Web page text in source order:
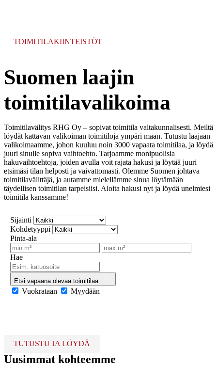
TOIMITILAKIINTEISTÖT
Suomen laajin
toimitilavalikoima
Toimitilavälitys RHG Oy – sopivat toimitila valtakunnalisesti. Meiltä
löydät kattavan valikoiman toimitiloja ympäri maan. Tutustu laajaan
valikoimaamme, johon kuuluu noin 3000 vapaata toimitilaa, ja löydä
juuri sinulle sopiva vaihtoehto. Tarjoamme monipuolisia
hakuvaihtoehtoja, joiden avulla voit rajata hakusi ja löytää juuri
etsimäsi tilan helposti ja vaivattomasti. Olemme Suomen johtava
toimitilavälittäjä, ja autamme mielellämme sinua löytämään
täydellisen toimitilan tarpeisiisi. Aloita hakusi nyt ja löydä unelmiesi
toimitila kanssamme!
Sijainti
Kohdetyyppi
Pinta-ala
Hae
Etsi vapaana olevaa toimitilaa
Vuokrataan Myydään
TUTUSTU JA LÖYDÄ
Uusimmat kohteemme